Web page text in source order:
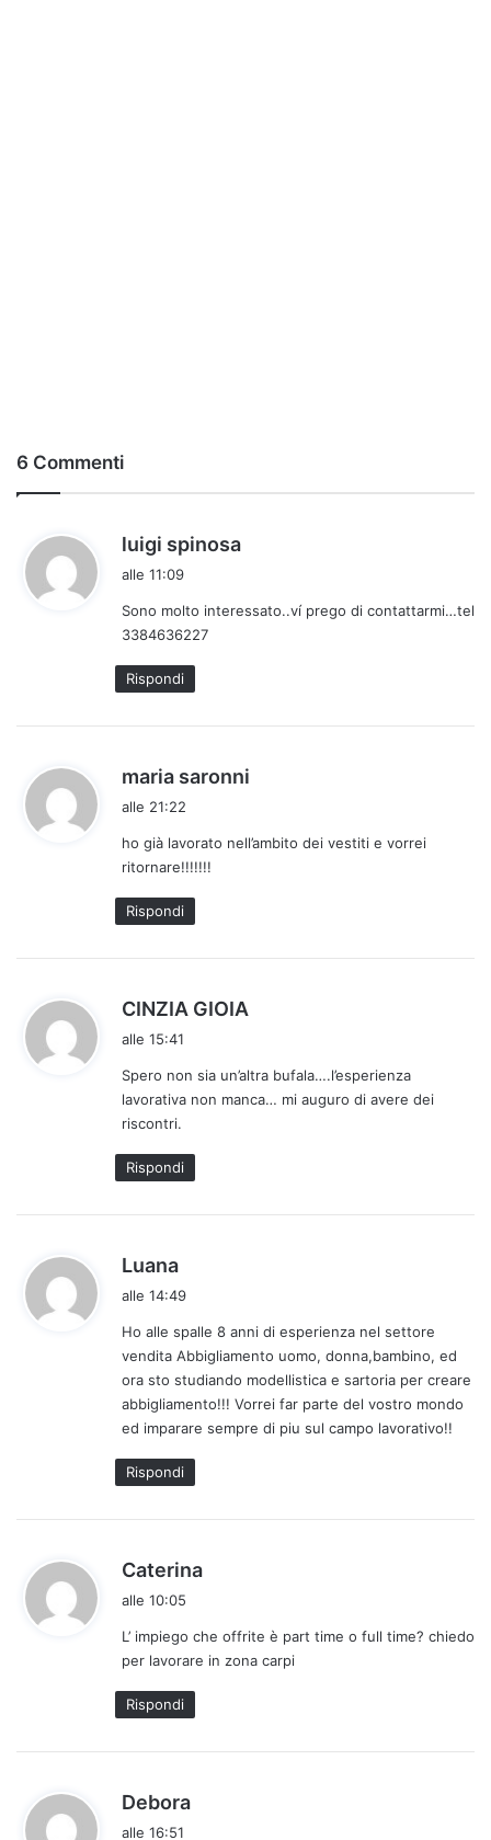
6 Commenti
luigi spinosa
e
alle 11:09
Sono molto interessato..ví prego di contattarmi…tel
3384636227
Rispondi
maria saronni
e
alle 21:22
ho già lavorato nell’ambito dei vestiti e vorrei
ritornare!!!!!!!
Rispondi
CINZIA GIOIA
e
t
alle 15:41
Spero non sia un’altra bufala….l’esperienza
lavorativa non manca… mi auguro di avere dei
riscontri.
Rispondi
Luana
a
e
t
t
o
:
alle 14:49
Ho alle spalle 8 anni di esperienza nel settore
vendita Abbigliamento uomo, donna,bambino, ed
ora sto studiando modellistica e sartoria per creare
abbigliamento!!! Vorrei far parte del vostro mondo
ed imparare sempre di piu sul campo lavorativo!!
Rispondi
Caterina
e
alle 10:05
L’ impiego che offrite è part time o full time? chiedo
per lavorare in zona carpi
Rispondi
Debora
alle 16:51